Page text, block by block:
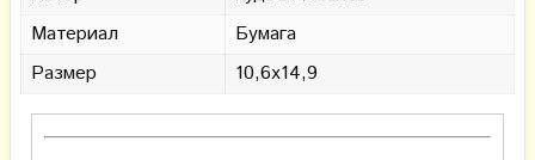
Материал
Бумага
Размер
10,6х14,9